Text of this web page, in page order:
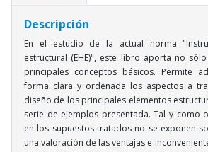
Descripción
En el estudio de la actual norma
estructural (EHE)", este libro aporta no
principales conceptos básicos. Permite
forma clara y ordenada los aspectos a
diseño de los principales elementos
serie de ejemplos presentada. Tal y como
en los supuestos tratados no se exponen
una valoración de las ventajas e